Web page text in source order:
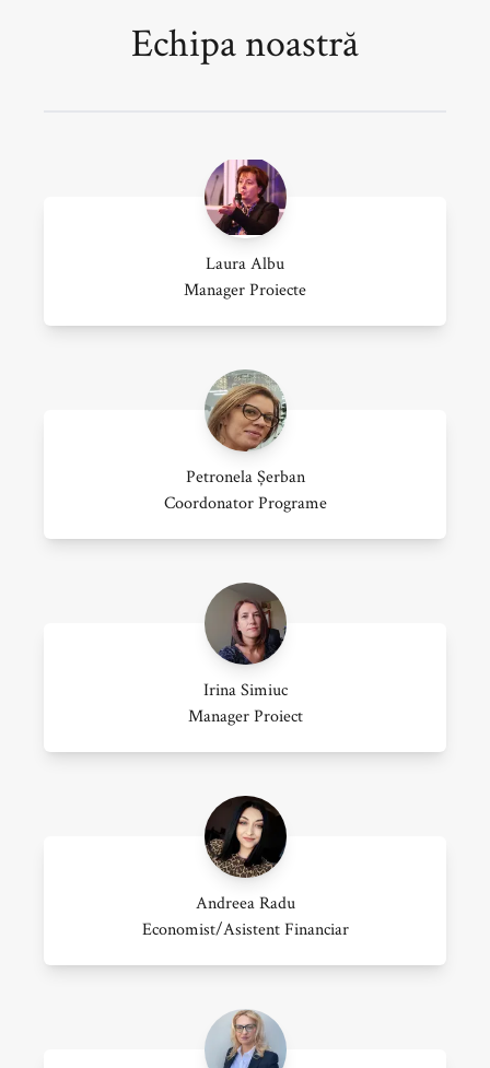
Echipa noastră
Laura Albu
Manager Proiecte
Petronela Șerban
Coordonator Programe
Irina Simiuc
Manager Proiect
Andreea Radu
Economist/asistent Financiar